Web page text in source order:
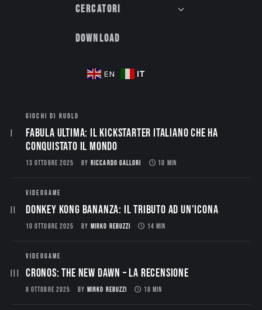
Cercatori
Download
EN IT
GIOCHI DI RUOLO
Fabula Ultima: il Kickstarter italiano che ha
conquistato il mondo
13 OTTOBRE 2025 BY RICCARDO GALLORI 10 MIN
VIDEOGAME
Donkey Kong Bananza: Il Tributo ad un’Icona
10 OTTOBRE 2025 BY MIRKO REBUZZI 14 MIN
VIDEOGAME
CRONOS: THE NEW DAWN – La Recensione
8 OTTOBRE 2025 BY MIRKO REBUZZI 18 MIN